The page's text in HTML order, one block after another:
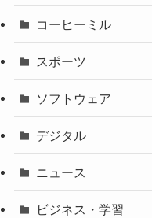
コーヒーミル
スポーツ
ソフトウェア
デジタル
ニュース
ビジネス・学習